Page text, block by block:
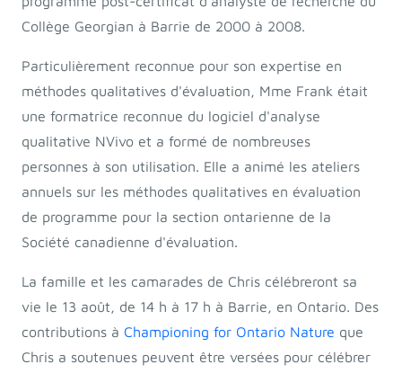
Collège Georgian à Barrie de 2000 à 2008.
Particulièrement reconnue pour son expertise en
méthodes qualitatives d'évaluation, Mme Frank était
une formatrice reconnue du logiciel d'analyse
qualitative NVivo et a formé de nombreuses
personnes à son utilisation. Elle a animé les ateliers
annuels sur les méthodes qualitatives en évaluation
de programme pour la section ontarienne de la
Société canadienne d'évaluation.
La famille et les camarades de Chris célébreront sa
vie le 13 août, de 14 h à 17 h à Barrie, en Ontario. Des
contributions à Championing for Ontario Nature que
Chris a soutenues peuvent être versées pour célébrer